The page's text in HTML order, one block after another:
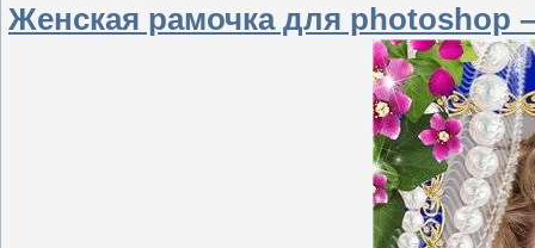
Женская рамочка для photoshop